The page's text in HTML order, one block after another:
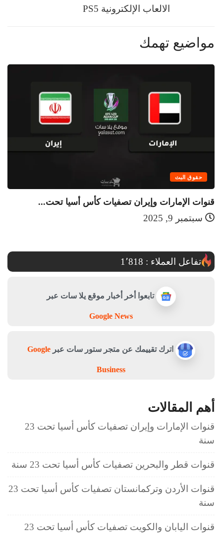
الالعاب الإلكترونية PS5
مواضيع تهمك
حقوق البث
قنوات الإمارات وإيران تصفيات كأس أسيا تحت...
سبتمبر 9, 2025
تفاعل العملاء : 1٬818
تابعوا أخر أخبار موقع يلا سات عبر
Google News
اترك تقييمك عن متجر ستور سات عبرGoogle
Business
أهم المقالات
قنوات الإمارات وإيران تصفيات كأس أسيا تحت 23
سنة
قنوات قطر والبحرين تصفيات كأس أسيا تحت 23 سنة
قنوات الأردن وتركمانستان تصفيات كأس أسيا تحت 23
سنة
قنوات اليابان والكويت تصفيات كأس أسيا تحت 23